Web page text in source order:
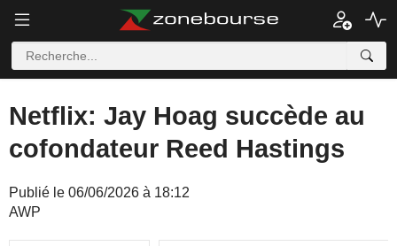
Netflix: Jay Hoag succède au
cofondateur Reed Hastings
Publié le 06/06/2026 à 18:12
AWP